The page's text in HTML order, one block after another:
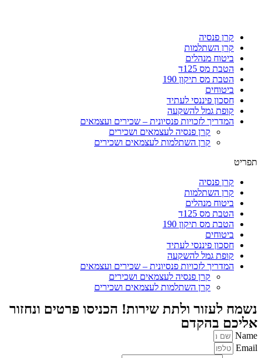
קרן פנסיה
קרן השתלמות
ביטוח מנהלים
הטבת מס 125ד
הטבת מס תיקון 190
ביטוחים
חסכון פיננסי לעתיד
קופת גמל להשקעה
המדריך לזכויות פנסיונית – שכירים ועצמאים
קרן פנסיה לעצמאים ושכירים
קרן השתלמות לעצמאים ושכירים
תפריט
קרן פנסיה
קרן השתלמות
ביטוח מנהלים
הטבת מס 125ד
הטבת מס תיקון 190
ביטוחים
חסכון פיננסי לעתיד
קופת גמל להשקעה
המדריך לזכויות פנסיונית – שכירים ועצמאים
קרן פנסיה לעצמאים ושכירים
קרן השתלמות לעצמאים ושכירים
נשמח לעזור ולתת שירות! הכניסו פרטים ונחזור
אליכם בהקדם
Name
Email